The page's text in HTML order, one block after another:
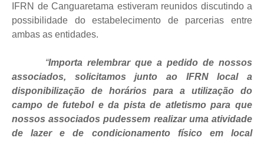
IFRN de Canguaretama estiveram reunidos discutindo a
possibilidade do estabelecimento de parcerias entre
ambas as entidades.
“Importa relembrar que a pedido de nossos
associados, solicitamos junto ao IFRN local a
disponibilização de horários para a utilização do
campo de futebol e da pista de atletismo para que
nossos associados pudessem realizar uma atividade
de lazer e de condicionamento físico em local